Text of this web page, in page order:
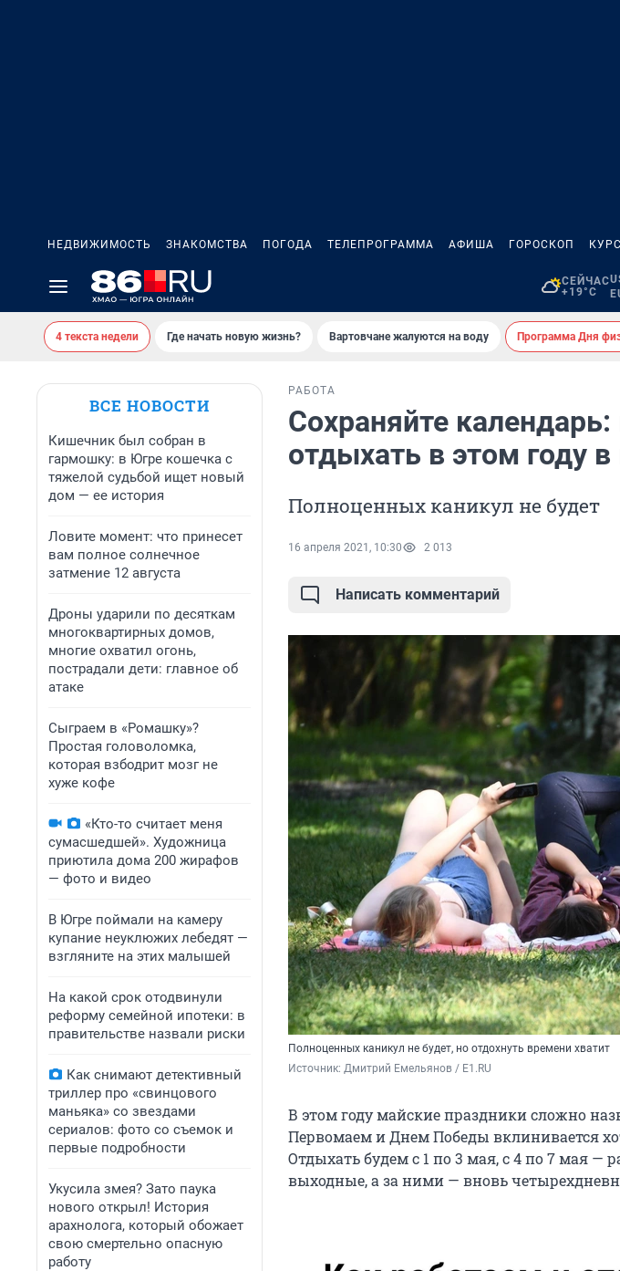
НЕДВИЖИМОСТЬ ЗНАКОМСТВА ПОГОДА ТЕЛЕПРОГРАММА АФИША ГОРОСКОП
СЕЙЧАС
+19°C
4 текста недели Где начать новую жизнь? Вартовчане жалуются на воду Программа Дня
ВСЕ НОВОСТИ
Кишечник был собран в
гармошку: в Югре кошечка с
тяжелой судьбой ищет новый
дом — ее история
Ловите момент: что принесет
вам полное солнечное
затмение 12 августа
Дроны ударили по десяткам
многоквартирных домов,
многие охватил огонь,
пострадали дети: главное об
атаке
Сыграем в «Ромашку»?
Простая головоломка,
которая взбодрит мозг не
хуже кофе
«Кто-то считает меня
сумасшедшей». Художница
приютила дома 200 жирафов
— фото и видео
В Югре поймали на камеру
купание неуклюжих лебедят —
взгляните на этих малышей
На какой срок отодвинули
реформу семейной ипотеки: в
правительстве назвали риски
Как снимают детективный
триллер про «свинцового
маньяка» со звездами
сериалов: фото со съемок и
первые подробности
Укусила змея? Зато паука
нового открыл! История
арахнолога, который обожает
свою смертельно опасную
работу
РАБОТА
Сохраняйте
отдыхать в этом году
Полноценных каникул не будет
16 апреля 2021, 10:30 2 013
Написать комментарий
Полноценных каникул не будет, но отдохнуть времени хватит
Источник: Дмитрий Емельянов / E1.RU
В этом году майские праздники сложно
Первомаем и Днем Победы вклинивается
Отдыхать будем с 1 по 3 мая, с 4 по 7 мая —
выходные, а за ними — вновь